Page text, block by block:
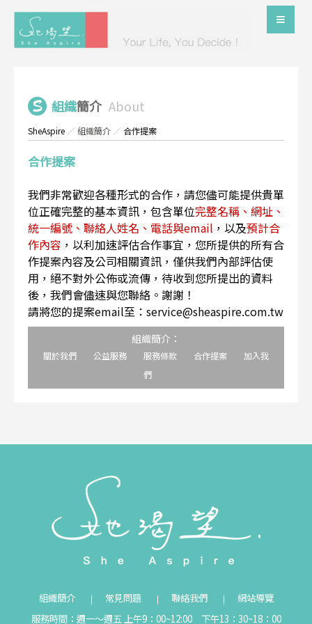
組織簡介 About
SheAspire ／組織簡介 ／ 合作提案
合作提案
我們非常歡迎各種形式的合作，請您儘可能提供貴單
位正確完整的基本資訊，包含單位完整名稱、網址、
統一編號、聯絡人姓名、電話與email ，以及預計合
作內容 ，以利加速評估合作事宜，您所提供的所有合
作提案內容及公司相關資訊，僅供我們內部評估使
用，絕不對外公佈或流傳，待收到您所提出的資料
後，我們會儘速與您聯絡。謝謝！
請將您的提案email至：service@sheaspire.com.tw
組織簡介：
關於我們 公益服務 服務條款 合作提案
加入我
們
組織簡介 常見問題 聯絡我們
網站導覽
服務時間：週一～週五 上午9：00~12:00 下午13：30~18：00